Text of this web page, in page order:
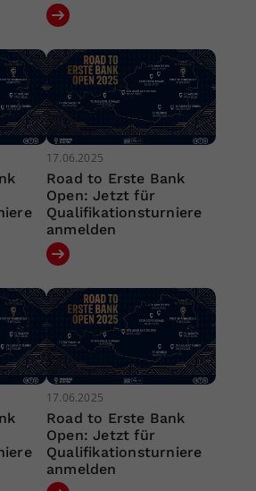
17.06.2025
Road to Erste Bank
Open: Jetzt für
Qualifikationsturniere
anmelden
17.06.2025
Road to Erste Bank
Open: Jetzt für
Qualifikationsturniere
anmelden